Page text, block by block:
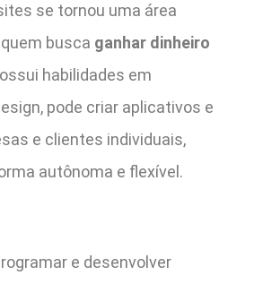
se tornou uma área
busca ganhar dinheiro
habilidades em
pode criar aplicativos e
e clientes individuais,
autônoma e flexível.
e desenvolver